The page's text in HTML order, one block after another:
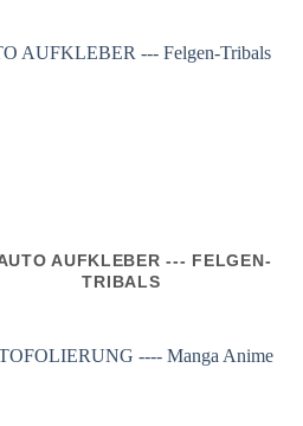
AUFKLEBER --- FELGEN-
TRIBALS